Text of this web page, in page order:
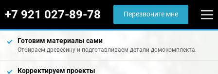
+7 921 027-89-78 Перезвоните мне
Готовим материалы сами
Отбираем древесину и подготавливаем детали домокомплекта.
Корректируем проекты